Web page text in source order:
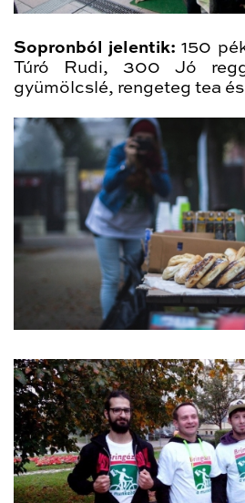
Sopronból jelentik:150
Túró Rudi, 300 Jó
gyümölcslé, rengeteg tea és